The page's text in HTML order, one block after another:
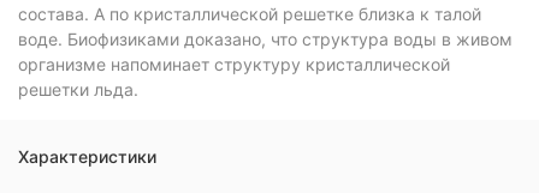
состава. А по кристаллической решетке близка к талой
воде. Биофизиками доказано, что структура воды в живом
организме напоминает структуру кристаллической
решетки льда.
Характеристики